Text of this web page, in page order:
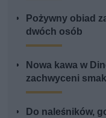
Pożywny obiad
dwóch osób
Nowa kawa w
zachwyceni
Do naleśników,